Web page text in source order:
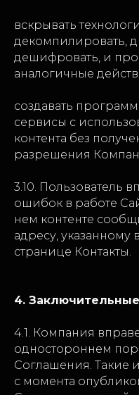
вскрывать
декомпилировать,
дешифровать, и
аналогичные
создавать
сервисы с
контента без
разрешения
3.10. Пользователь
ошибок в работе
нем контенте
адресу, указанному
странице Контакты.
4.
4.1. Компания
одностороннем
Соглашения. Такие
с момента
Мероприятия Контакты
Политика в отношении
персональных данных